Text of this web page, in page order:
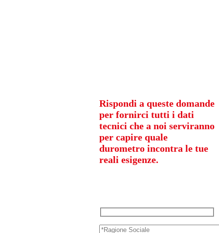
Rispondi a queste domande
per fornirci tutti i dati
tecnici che a noi serviranno
per capire quale
durometro incontra le tue
reali esigenze.